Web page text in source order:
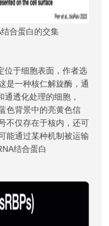
合蛋白的交集
位于细胞表面，作者选
一种核仁解旋酶，通
透化处理的细胞，
色背景中的亮黄色信
不仅存在于核内，还可
能通过某种机制被运输
结合蛋白